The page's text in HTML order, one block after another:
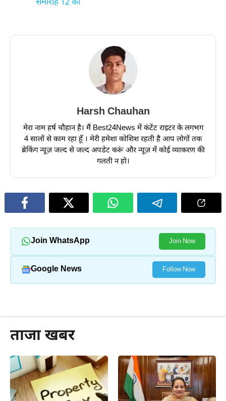
समारोह 12 को
Harsh Chauhan
मेरा नाम हर्ष चौहान है। मैं Best24News में कंटेंट राइटर के लगभग
4 सालों से काम रहा हूँ । मेरी हमेशा कोशिश रहती है आप लोगों तक
ब्रेकिंग न्यूज़ जल्द से जल्द अपडेट करूं और न्यूज़ में कोई व्याकरण की
गलती न हो।
Join WhatsApp Join Now
Google News Follow Now
ताजा खबर